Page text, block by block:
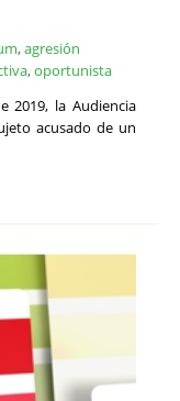
,agresión
,oportunista
2019, la Audiencia
acusado de un